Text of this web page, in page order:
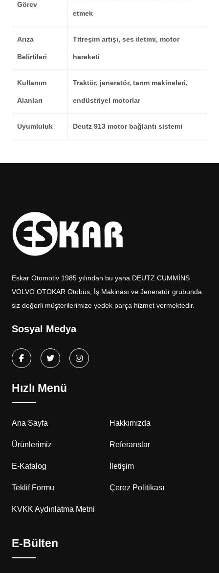
Görev
etmek
Arıza
Belirtileri
Titreşim artışı, ses iletimi, motor
hareketi
Kullanım
Alanları
Traktör, jeneratör, tarım makineleri,
endüstriyel motorlar
Uyumluluk Deutz 913 motor bağlantı sistemi
Eskar Otomotiv 1985 yılından bu yana DEUTZ CUMMİNS
VOLVO OTOKAR Otobüs, İş Makinası ve Jeneratör grubunda
siz değerli müşterilerimize yedek parça hizmet vermektedir.
Sosyal Medya
Hızlı Menü
Ana Sayfa Hakkımızda
Ürünlerimiz Referanslar
E-Katalog İletişim
Teklif Formu Çerez Politikası
KVKK Aydınlatma Metni
E-Bülten